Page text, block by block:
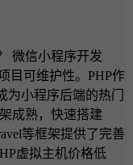
微信小程序开发
目可维护性。PHP作
为小程序后端的热门
成熟，快速搭建
等框架提供了完善
虚拟主机价格低